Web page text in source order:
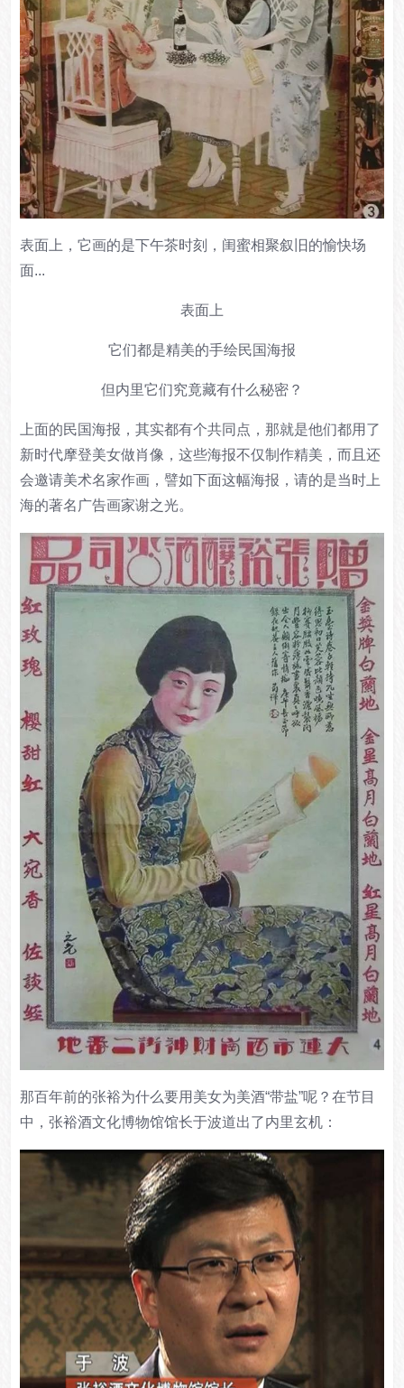
表面上，它画的是下午茶时刻，闺蜜相聚叙旧的愉快场
面...
表面上
它们都是精美的手绘民国海报
但内里它们究竟藏有什么秘密？
上面的民国海报，其实都有个共同点，那就是他们都用了
新时代摩登美女做肖像，这些海报不仅制作精美，而且还
会邀请美术名家作画，譬如下面这幅海报，请的是当时上
海的著名广告画家谢之光。
那百年前的张裕为什么要用美女为美酒“带盐”呢？在节目
中，张裕酒文化博物馆馆长于波道出了内里玄机：